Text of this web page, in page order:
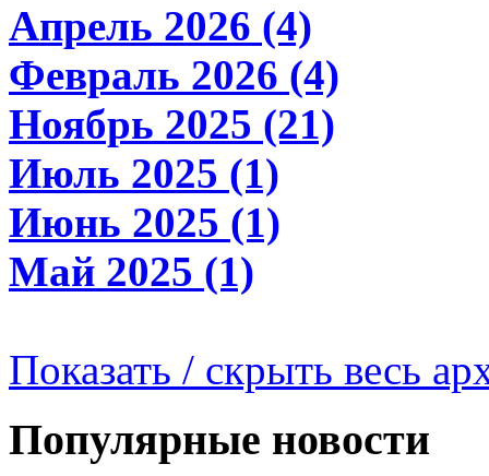
Апрель 2026 (4)
Февраль 2026 (4)
Ноябрь 2025 (21)
Июль 2025 (1)
Июнь 2025 (1)
Май 2025 (1)
Показать / скрыть весь
Популярные новости